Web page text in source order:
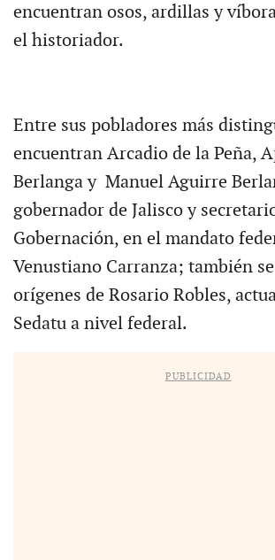
encuentran osos, ardillas y
el historiador.
Entre sus pobladores más
encuentran Arcadio de la Peña,
Berlanga y Manuel Aguirre
gobernador de Jalisco y
Gobernación, en el mandato
Venustiano Carranza; también
orígenes de Rosario Robles,
Sedatu a nivel federal.
PUBLICIDAD